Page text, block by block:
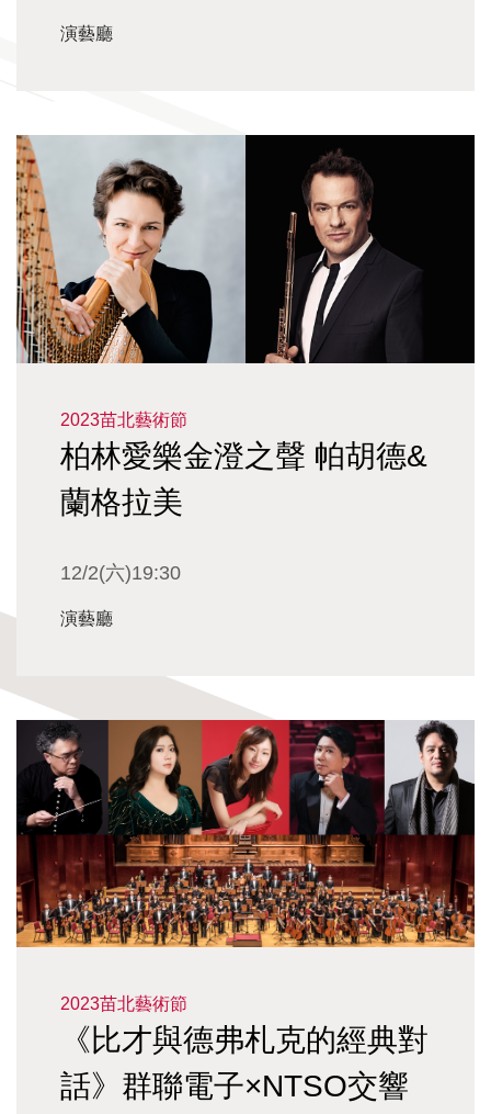
演藝廳
2023苗北藝術節
柏林愛樂金澄之聲 帕胡德&
蘭格拉美
12/2(六)19:30
演藝廳
2023苗北藝術節
《比才與德弗札克的經典對
話》群聯電子×NTSO交響